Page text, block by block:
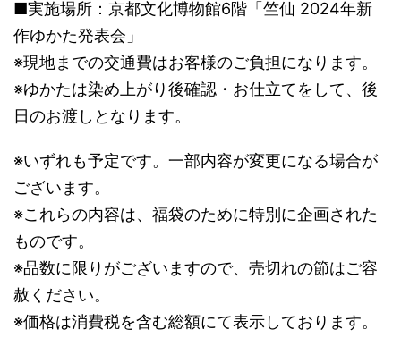
■実施場所：京都文化博物館6階「竺仙 2024年新
作ゆかた発表会」
※現地までの交通費はお客様のご負担になります。
※ゆかたは染め上がり後確認・お仕立てをして、後
日のお渡しとなります。
※いずれも予定です。一部内容が変更になる場合が
ございます。
※これらの内容は、福袋のために特別に企画された
ものです。
※品数に限りがございますので、売切れの節はご容
赦ください。
※価格は消費税を含む総額にて表示しております。